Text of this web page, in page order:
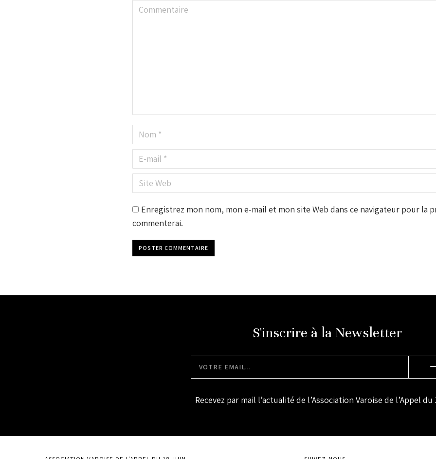
Commentaire
Nom *
E-mail *
Site Web
Enregistrez mon nom, mon e-mail et mon site Web dans ce navigateur pour la
commenterai.
POSTER COMMENTAIRE
S'inscrire à la Newsletter
Recevez par mail l’actualité de l’Association Varoise de l’Appel du